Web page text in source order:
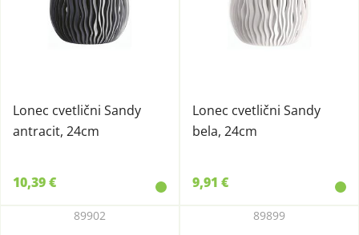
Lonec cvetlični Sandy
antracit, 24cm
10,39 €
Lonec cvetlični Sandy
bela, 24cm
9,91 €
89902 89899